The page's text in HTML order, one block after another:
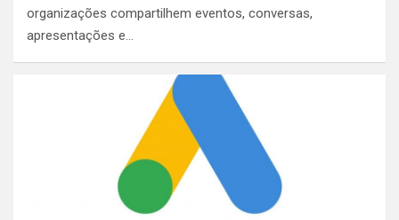
organizações compartilhem eventos, conversas,
apresentações e…